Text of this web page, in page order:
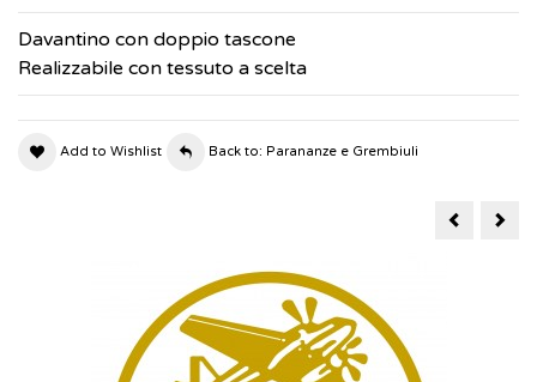
Davantino con doppio tascone
Realizzabile con tessuto a scelta
Add to Wishlist Back to: Parananze e Grembiuli